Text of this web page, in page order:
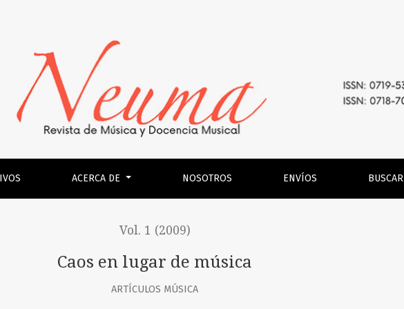
ACERCA DE NOSOTROS ENVÍOS BUSCAR
Vol. 1 (2009)
Caos en lugar de música
ARTÍCULOS MÚSICA